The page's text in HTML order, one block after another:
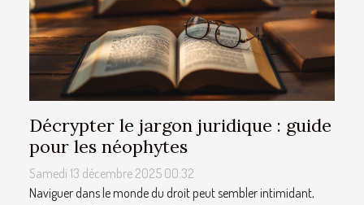
Décrypter le jargon juridique : guide
pour les néophytes
Samedi 13 décembre 2025 00:32
Naviguer dans le monde du droit peut sembler intimidant,